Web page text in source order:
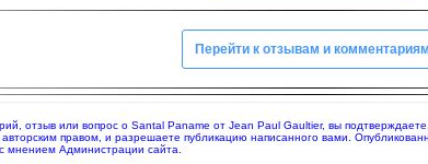
Перейти к отзывам и комментариям
отзыв или вопрос о Santal Paname от Jean Paul Gaultier, вы
правом, и разрешаете публикацию написанного вами.
мнением Администрации сайта.